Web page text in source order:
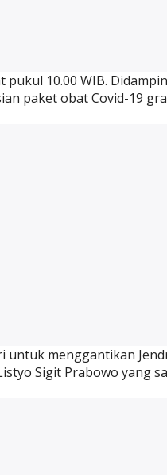
10.00 WIB.
paket obat Covid-19
menggantikan
Sigit Prabowo yang